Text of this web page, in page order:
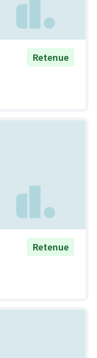
Retenue
Retenue